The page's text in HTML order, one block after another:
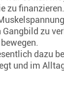
zu
zu
dazu
und im